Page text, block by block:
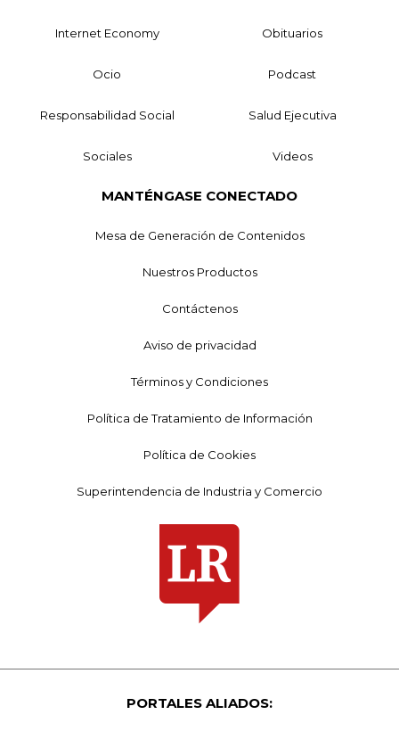
Internet Economy Obituarios
Ocio Podcast
Responsabilidad Social Salud Ejecutiva
Sociales Videos
MANTÉNGASE CONECTADO
Mesa de Generación de Contenidos
Nuestros Productos
Contáctenos
Aviso de privacidad
Términos y Condiciones
Política de Tratamiento de Información
Política de Cookies
Superintendencia de Industria y Comercio
PORTALES ALIADOS: